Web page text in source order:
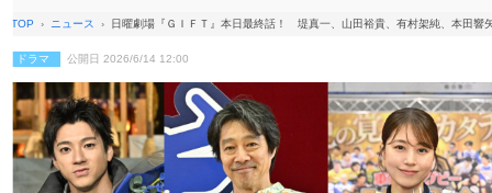
TOP ニュース 日曜劇場『ＧＩＦＴ』本日最終話！ 堤真一、山田裕貴、有村架純、本田響
ドラマ 公開日 2026/6/14 12:00